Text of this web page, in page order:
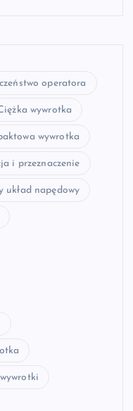
operatora
wywrotka
wywrotka
i przeznaczenie
układ napędowy
wywrotki